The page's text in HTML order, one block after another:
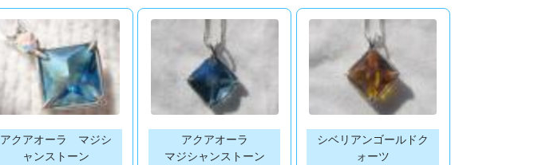
アクアオーラ マジシ
ャンストーン
アクアオーラ
マジシャンストーン
シベリアンゴールドク
ォーツ